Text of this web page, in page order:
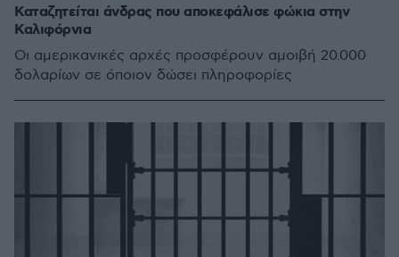
Καταζητείται άνδρας που αποκεφάλισε φώκια στην
Καλιφόρνια
Οι αμερικανικές αρχές προσφέρουν αμοιβή 20.000
δολαρίων σε όποιον δώσει πληροφορίες